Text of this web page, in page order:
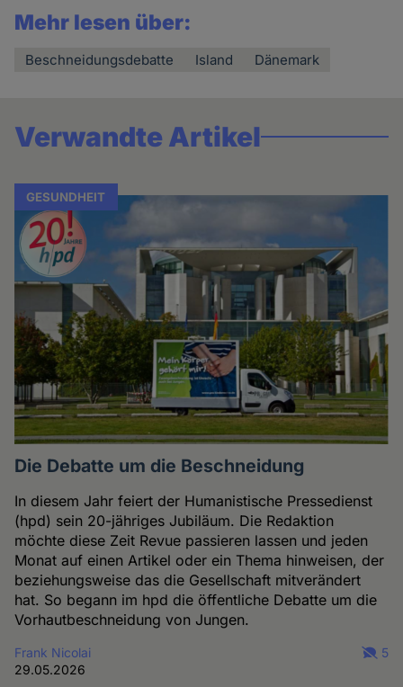
Mehr lesen über:
Beschneidungsdebatte Island Dänemark
Verwandte Artikel
GESUNDHEIT
Die Debatte um die Beschneidung
In diesem Jahr feiert der Humanistische Pressedienst
(hpd) sein 20-jähriges Jubiläum. Die Redaktion
möchte diese Zeit Revue passieren lassen und jeden
Monat auf einen Artikel oder ein Thema hinweisen, der
beziehungsweise das die Gesellschaft mitverändert
hat. So begann im hpd die öffentliche Debatte um die
Vorhautbeschneidung von Jungen.
Frank Nicolai
29.05.2026
5